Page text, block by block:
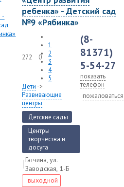
ребенка» - Детский сад
№9 «Рябинка»
272 0
1
2
3
4
5
Дети ->
Развивающие
центры
Детские сады
Центры
творчества и
досуга
Гатчина, ул.
Заводская, 1-Б
выходной
(8-
81371)
5-54-27
показать
телефон
пожаловаться